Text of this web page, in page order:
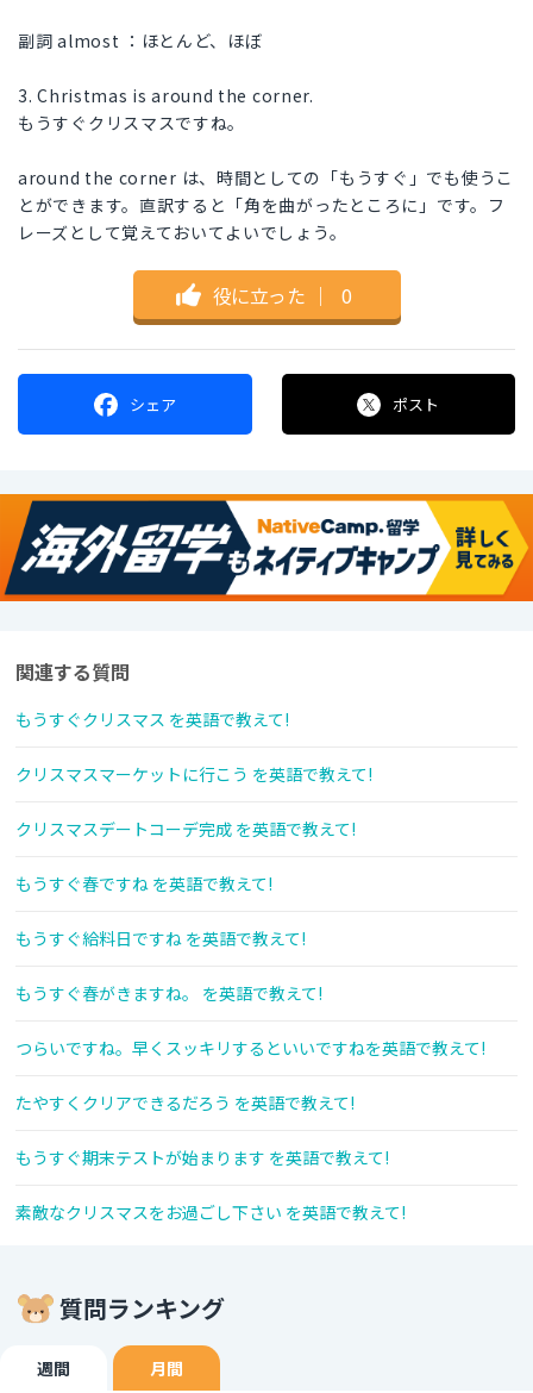
副詞 almost ：ほとんど、ほぼ
3. Christmas is around the corner.
もうすぐクリスマスですね。
around the corner は、時間としての「もうすぐ」でも使うこ
とができます。直訳すると「角を曲がったところに」です。フ
レーズとして覚えておいてよいでしょう。
役に立った ｜ 0
シェア ポスト
関連する質問
もうすぐクリスマス を英語で教えて!
クリスマスマーケットに行こう を英語で教えて!
クリスマスデートコーデ完成 を英語で教えて!
もうすぐ春ですね を英語で教えて!
もうすぐ給料日ですね を英語で教えて!
もうすぐ春がきますね。 を英語で教えて!
つらいですね。早くスッキリするといいですねを英語で教えて!
たやすくクリアできるだろう を英語で教えて!
もうすぐ期末テストが始まります を英語で教えて!
素敵なクリスマスをお過ごし下さい を英語で教えて!
質問ランキング
週間 月間